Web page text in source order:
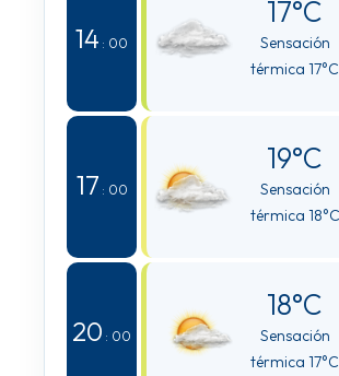
14 : 00
17°C
Sensación
térmica 17°C
17 : 00
19°C
Sensación
térmica 18°C
20 : 00
18°C
Sensación
térmica 17°C